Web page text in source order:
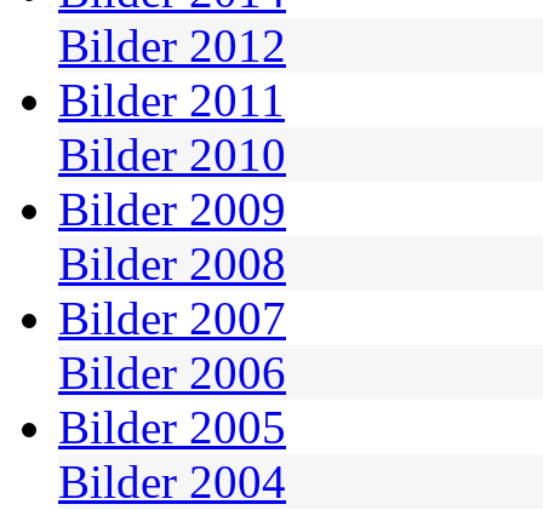
Bilder 2012
Bilder 2011
Bilder 2010
Bilder 2009
Bilder 2008
Bilder 2007
Bilder 2006
Bilder 2005
Bilder 2004